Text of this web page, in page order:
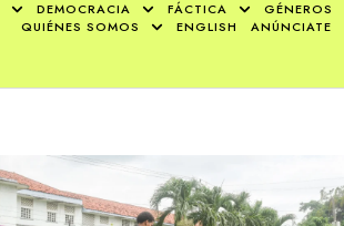
DEMOCRACIA FÁCTICA GÉNEROS
QUIÉNES SOMOS
ENGLISH ANÚNCIATE